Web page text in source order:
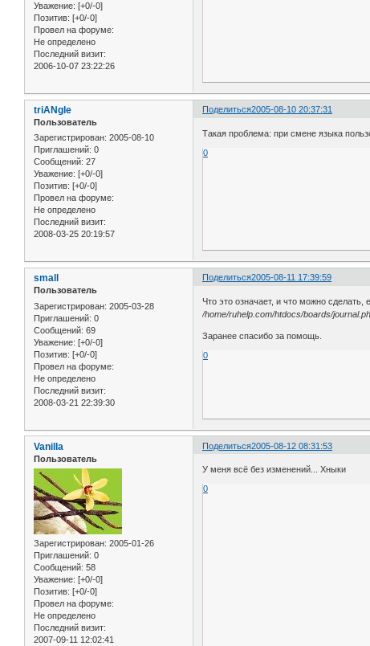
Уважение: [+0/-0]
Позитив: [+0/-0]
Провел на форуме:
Не определено
Последний визит:
2006-10-07 23:22:26
Поделиться2005-08-10 20:37:31
triANgle
Пользователь
Зарегистрирован: 2005-08-10
Приглашений: 0
Сообщений: 27
Уважение: [+0/-0]
Позитив: [+0/-0]
Провел на форуме:
Не определено
Последний визит:
2008-03-25 20:19:57
Такая проблема: при смене языка
0
Поделиться2005-08-11 17:39:59
small
Пользователь
Зарегистрирован: 2005-03-28
Приглашений: 0
Сообщений: 69
Уважение: [+0/-0]
Позитив: [+0/-0]
Провел на форуме:
Не определено
Последний визит:
2008-03-21 22:39:30
Что это означает, и что можно
/home/ruhelp.com/htdocs/boards/
Заранее спасибо за помощь.
0
Поделиться2005-08-12 08:31:53
Vanilla
Пользователь
Зарегистрирован: 2005-01-26
Приглашений: 0
Сообщений: 58
Уважение: [+0/-0]
Позитив: [+0/-0]
Провел на форуме:
Не определено
Последний визит:
2007-09-11 12:02:41
У меня всё без изменений... Хныки
0